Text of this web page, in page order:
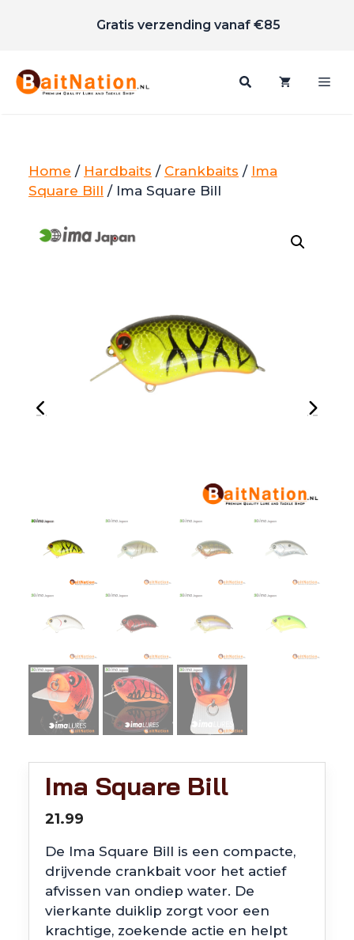
inhoud
Gratis verzending vanaf €85
Home / Hardbaits / Crankbaits / Ima
Square Bill / Ima Square Bill
Ima Square Bill
21.99
De Ima Square Bill is een compacte,
drijvende crankbait voor het actief
afvissen van ondiep water. De
vierkante duiklip zorgt voor een
krachtige, zoekende actie en helpt